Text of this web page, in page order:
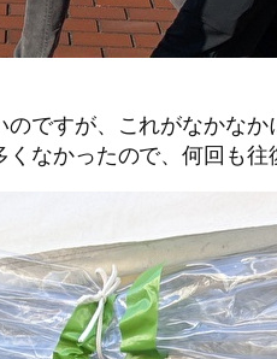
ですが、これがなかな
なかったので、何回も往